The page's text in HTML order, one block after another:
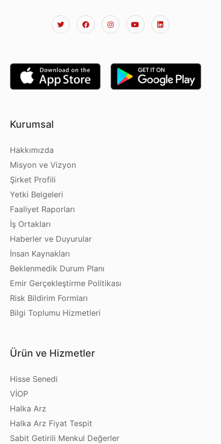
Kurumsal
Hakkımızda
Misyon ve Vizyon
Şirket Profili
Yetki Belgeleri
Faaliyet Raporları
İş Ortakları
Haberler ve Duyurular
İnsan Kaynakları
Beklenmedik Durum Planı
Emir Gerçekleştirme Politikası
Risk Bildirim Formları
Bilgi Toplumu Hizmetleri
Ürün ve Hizmetler
Hisse Senedi
VİOP
Halka Arz
Halka Arz Fiyat Tespit
Sabit Getirili Menkul Değerler